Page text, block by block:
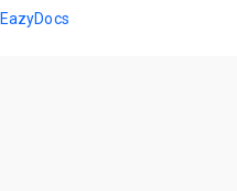
EazyDocs